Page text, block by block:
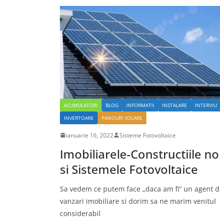
ACUMULATORI BLOG INFORMATII INSTALARE
INTERVIU
INVERTOARE
PANOURI SOLARE
ianuarie 16, 2022 Sisteme Fotovoltaice
Imobiliarele-Constructiile
si Sistemele Fotovoltaice
Sa vedem ce putem face „daca am fi” un agent
vanzari imobiliare si dorim sa ne marim venitul
considerabil